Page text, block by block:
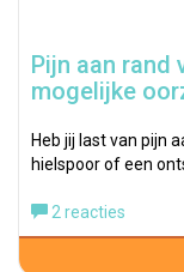
Pijn aan rand
mogelijke
Heb jij last van pijn
hielspoor of een
2 reacties